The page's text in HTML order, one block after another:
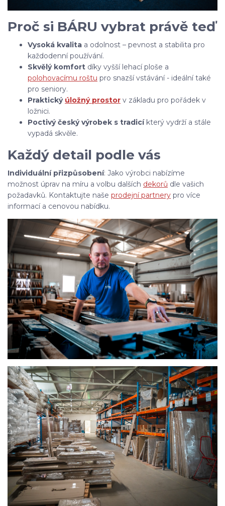
Proč si BÁRU vybrat právě teď
Vysoká kvalita a odolnost – pevnost a stabilita pro
každodenní používání.
Skvělý komfort díky vyšší lehací ploše a
polohovacímu roštu pro snazší vstávání - ideální také
pro seniory.
Praktický úložný prostor v základu pro pořádek v
ložnici.
Poctivý český výrobek s tradicí který vydrží a stále
vypadá skvěle.
Každý detail podle vás
Individuální přizpůsobení: Jako výrobci nabízíme
možnost úprav na míru a volbu dalších dekorů dle vašich
požadavků. Kontaktujte naše prodejní partnery pro více
informací a cenovou nabídku.